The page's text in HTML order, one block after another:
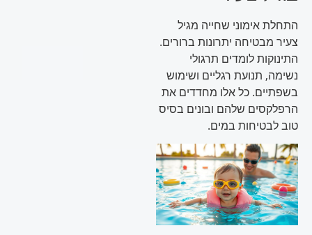
התחלת אימוני שחייה מגיל
צעיר מבטיחה יתרונות ברורים.
התינוקות לומדים תרגולי
נשימה, תנועת רגליים ושימוש
בשפתיים. כל אלו מחדדים את
הרפלקסים שלהם ובונים בסיס
טוב לבטיחות במים.